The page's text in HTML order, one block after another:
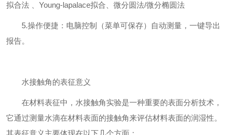
拟合法 、Young-lapalace拟合、微分圆法/微分椭圆法
5.操作便捷：电脑控制（菜单可保存）自动测量，一键导出
报告。
水接触角的表征意义
在材料表征中，水接触角实验是一种重要的表面分析技术，
它通过测量水滴在材料表面的接触角来评估材料表面的润湿性。
其表征意义主要体现在以下几个方面：